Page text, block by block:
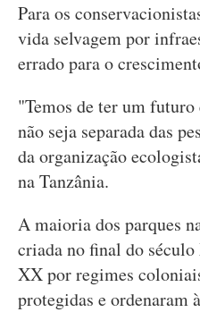
Para os
vida selvagem por
errado para o
"Temos de ter um
não seja separada das
da organização
na Tanzânia.
A maioria dos parques
criada no final do
XX por regimes
protegidas e ordenaram